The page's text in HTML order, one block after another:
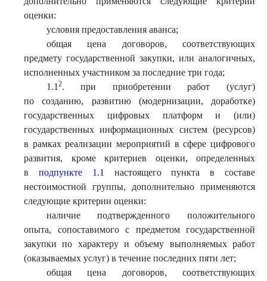
оценки:
условия предоставления аванса;
общая цена договоров, соответствующих
предмету государственной закупки, или аналогичных,
исполненных участником за последние три года;
1.1 2. при приобретении работ (услуг)
по созданию, развитию (модернизации, доработке)
государственных цифровых платформ и (или)
государственных информационных систем (ресурсов)
в рамках реализации мероприятий в сфере цифрового
развития, кроме критериев оценки, определенных
в подпункте 1.1
настоящего пункта в составе
нестоимостной группы, дополнительно применяются
следующие критерии оценки:
наличие подтвержденного положительного
опыта, сопоставимого с предметом государственной
закупки по характеру и объему выполняемых работ
(оказываемых услуг) в течение последних пяти лет;
общая цена договоров, соответствующих